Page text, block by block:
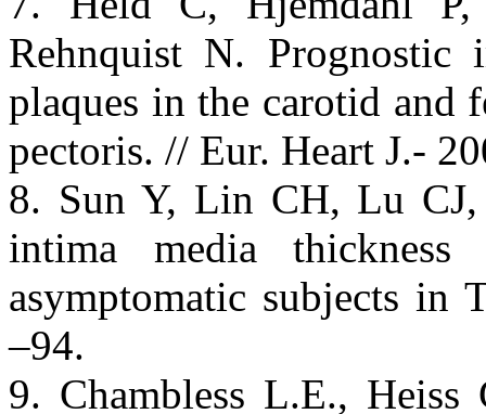
Rehnquist N. Prognostic
plaques in the carotid and
pectoris. // Eur. Heart J.-
8. Sun Y, Lin CH, Lu CJ,
intima media
asymptomatic subjects in
–94.
9. Chambless L.E.,